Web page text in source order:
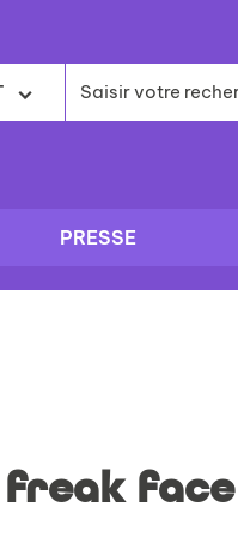
PRESSE
freak face